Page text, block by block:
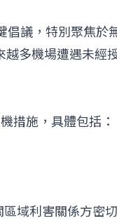
倡議，特別聚焦於
越多機場遭遇未經
措施，具體包括：
區域利害關係方密切